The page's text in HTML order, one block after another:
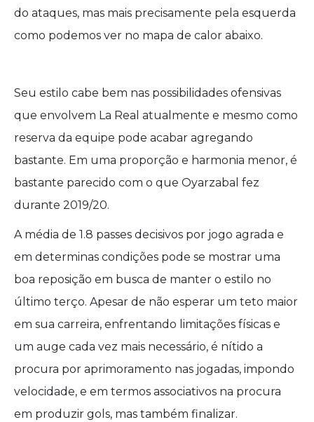
do ataques, mas mais precisamente pela esquerda
como podemos ver no mapa de calor abaixo.
Seu estilo cabe bem nas possibilidades ofensivas
que envolvem La Real atualmente e mesmo como
reserva da equipe pode acabar agregando
bastante. Em uma proporção e harmonia menor, é
bastante parecido com o que Oyarzabal fez
durante 2019/20.
A média de 1.8 passes decisivos por jogo agrada e
em determinas condições pode se mostrar uma
boa reposição em busca de manter o estilo no
último terço. Apesar de não esperar um teto maior
em sua carreira, enfrentando limitações físicas e
um auge cada vez mais necessário, é nítido a
procura por aprimoramento nas jogadas, impondo
velocidade, e em termos associativos na procura
em produzir gols, mas também finalizar.